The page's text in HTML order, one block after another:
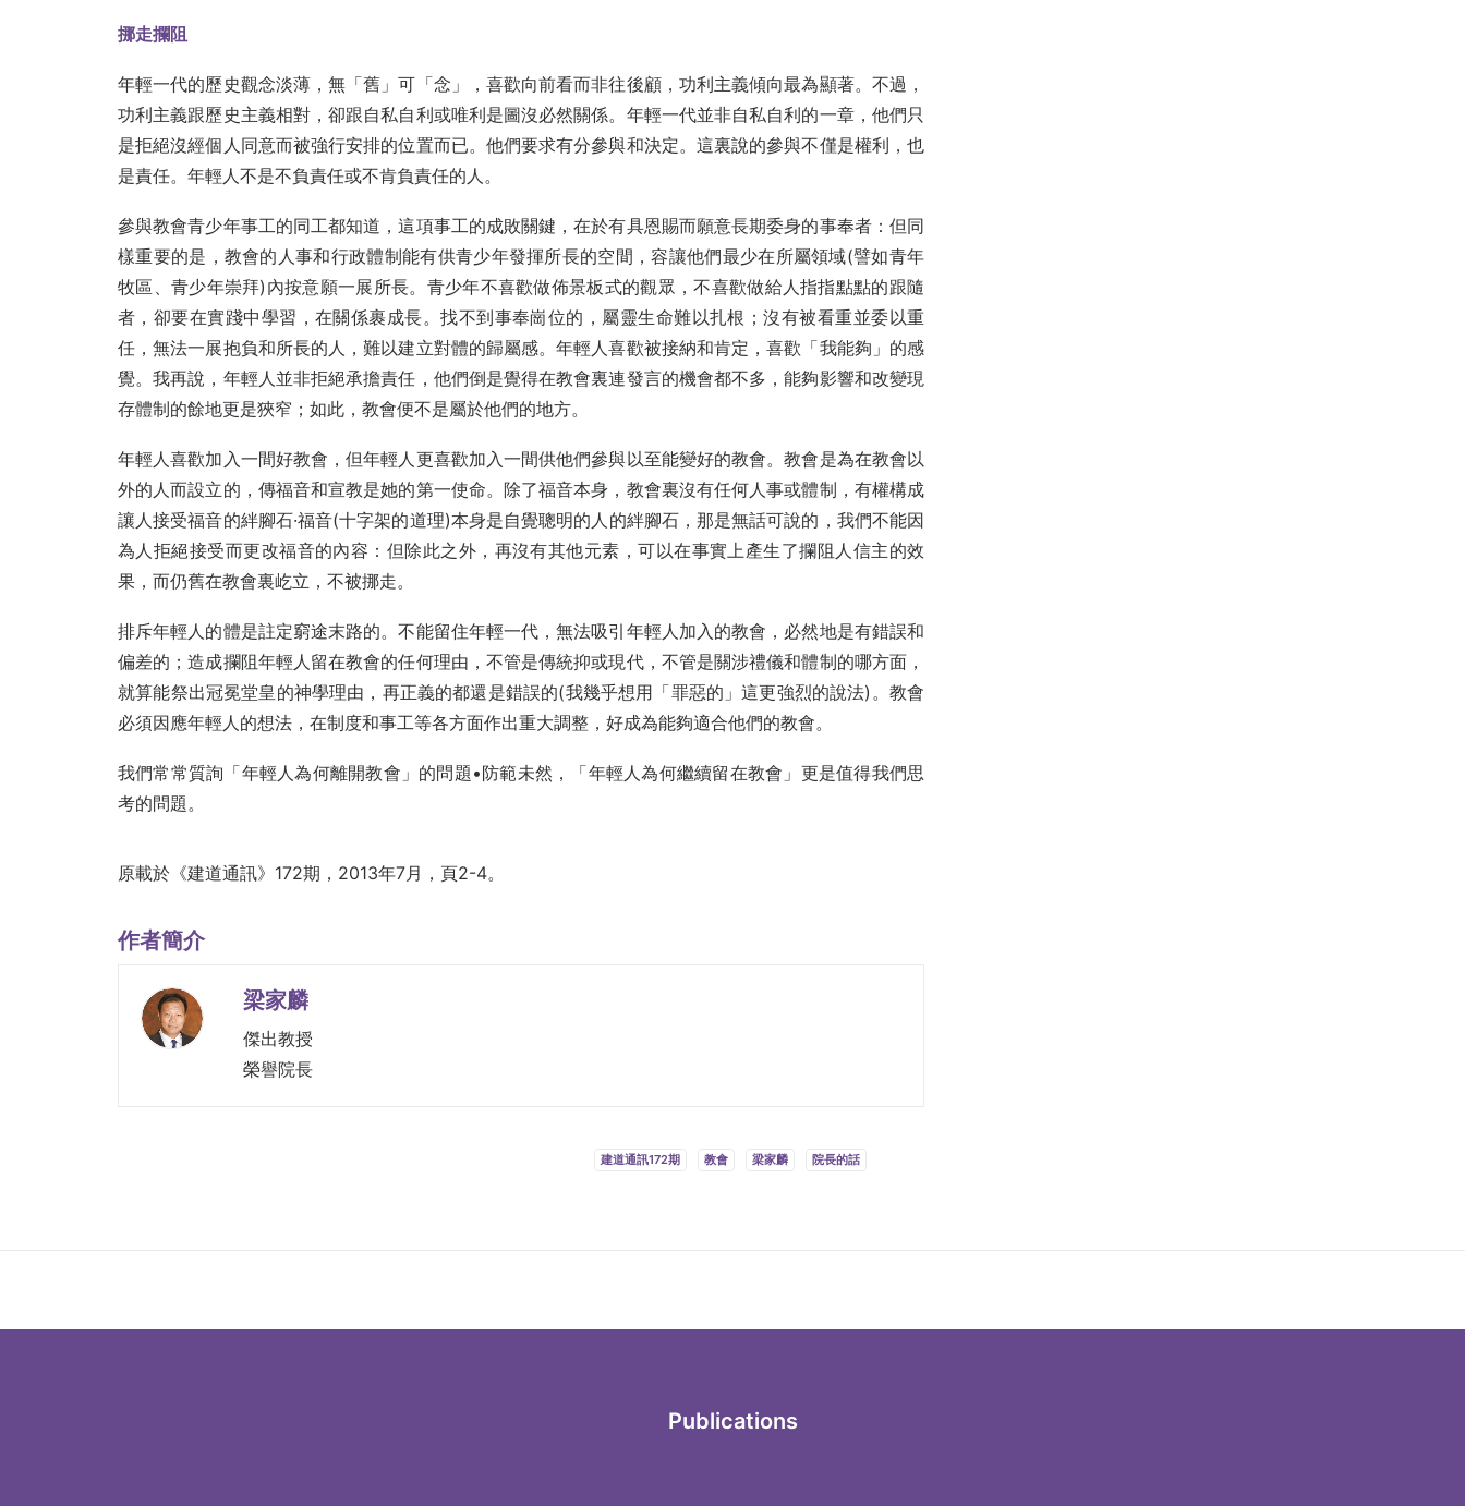
挪走攔阻
年輕一代的歷史觀念淡薄，無「舊」可「念」，喜歡向前看而非往後顧，功利主義傾向最為顯著。不過，
功利主義跟歷史主義相對，卻跟自私自利或唯利是圖沒必然關係。年輕一代並非自私自利的一章，他們只
是拒絕沒經個人同意而被強行安排的位置而已。他們要求有分參與和決定。這裏說的參與不僅是權利，也
是責任。年輕人不是不負責任或不肯負責任的人。
參與教會青少年事工的同工都知道，這項事工的成敗關鍵，在於有具恩賜而願意長期委身的事奉者：但同
樣重要的是，教會的人事和行政體制能有供青少年發揮所長的空間，容讓他們最少在所屬領域(譬如青年
牧區、青少年崇拜)內按意願一展所長。青少年不喜歡做佈景板式的觀眾，不喜歡做給人指指點點的跟隨
者，卻要在實踐中學習，在關係裹成長。找不到事奉崗位的，屬靈生命難以扎根；沒有被看重並委以重
任，無法一展抱負和所長的人，難以建立對體的歸屬感。年輕人喜歡被接納和肯定，喜歡「我能夠」的感
覺。我再說，年輕人並非拒絕承擔責任，他們倒是覺得在教會裏連發言的機會都不多，能夠影響和改變現
存體制的餘地更是狹窄；如此，教會便不是屬於他們的地方。
年輕人喜歡加入一間好教會，但年輕人更喜歡加入一間供他們參與以至能變好的教會。教會是為在教會以
外的人而設立的，傳福音和宣教是她的第一使命。除了福音本身，教會裏沒有任何人事或體制，有權構成
讓人接受福音的絆腳石·福音(十字架的道理)本身是自覺聰明的人的絆腳石，那是無話可說的，我們不能因
為人拒絕接受而更改福音的內容：但除此之外，再沒有其他元素，可以在事實上產生了攔阻人信主的效
果，而仍舊在教會裏屹立，不被挪走。
排斥年輕人的體是註定窮途末路的。不能留住年輕一代，無法吸引年輕人加入的教會，必然地是有錯誤和
偏差的；造成攔阻年輕人留在教會的任何理由，不管是傳統抑或現代，不管是關涉禮儀和體制的哪方面，
就算能祭出冠冕堂皇的神學理由，再正義的都還是錯誤的(我幾乎想用「罪惡的」這更強烈的說法)。教會
必須因應年輕人的想法，在制度和事工等各方面作出重大調整，好成為能夠適合他們的教會。
我們常常質詢「年輕人為何離開教會」的問題•防範未然，「年輕人為何繼續留在教會」更是值得我們思
考的問題。
原載於 《建道通訊》172期，2013年7月，頁2-4。
作者簡介
梁家麟
傑出教授
榮譽院長
建道通訊172期 教會 梁家麟 院長的話
Publications